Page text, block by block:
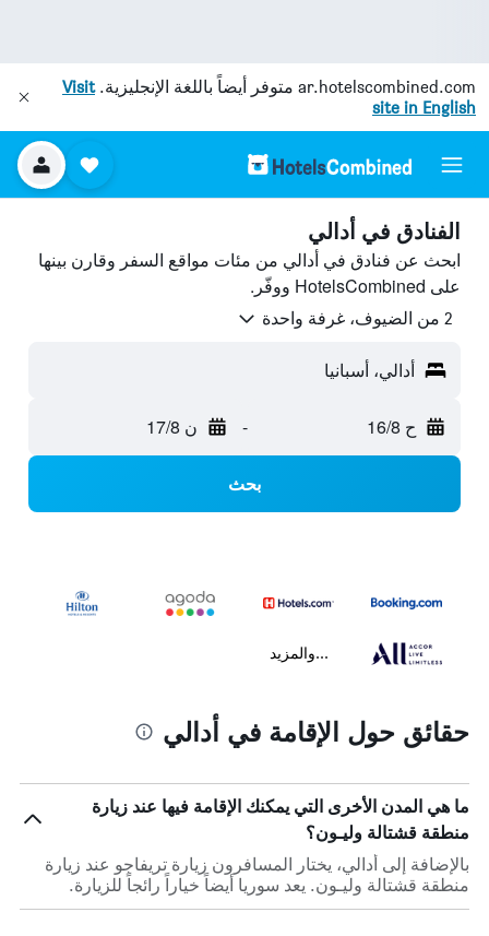
ar.hotelscombined.com متوفر أيضاً باللغة الإنجليزية.Visit
site in English
الفنادق في أدالي
ابحث عن فنادق في أدالي من مئات مواقع السفر وقارن بينها
على HotelsCombined ووفّر.
2 من الضيوف، غرفة واحدة
أدالي، أسبانيا
ح 16/8 - ن 17/8
بحث
...والمزيد
حقائق حول الإقامة في أدالي
ما هي المدن الأخرى التي يمكنك الإقامة فيها عند زيارة
منطقة قشتالة وليـون؟
بالإضافة إلى أدالي، يختار المسافرون زيارة تريفاجو عند زيارة
منطقة قشتالة وليـون. يعد سوريا أيضاً خياراً رائجاً للزيارة.